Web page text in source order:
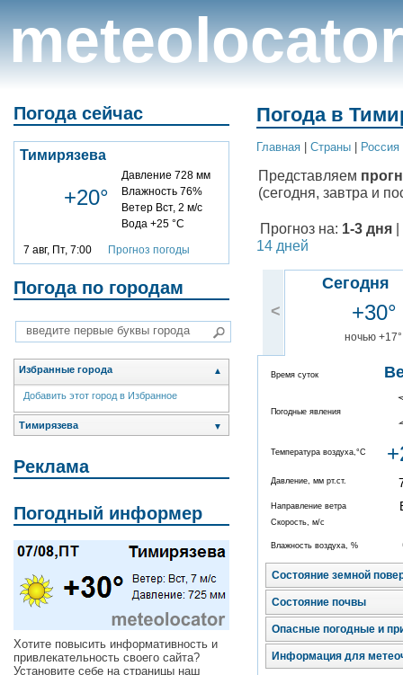
meteolocator
Погода сейчас
Тимирязева
+20°
Давление 728 мм
Влажность 76%
Ветер Вст, 2 м/с
Вода +25 °C
7 авг, Пт, 7:00 Прогноз погоды
Погода по городам
Избранные города ▲
Добавить этот город в Избранное
Тимирязева ▼
Реклама
Погодный информер
Хотите повысить информативность и
привлекательность своего сайта?
Установите себе на страницы наш
Погода в
Главная Cтраны Россия
Представляем
(сегодня, завтра и
Прогноз на: 1-3 дня
14 дней
<
Сегодня
+30°
ночью +17°
Время суток
Погодные явления
Температура воздуха,°C
Давление, мм рт.ст.
Направление ветра
Скорость, м/с
Влажность воздуха, %
Состояние земной
Состояние почвы
Опасные погодные и
Информация для